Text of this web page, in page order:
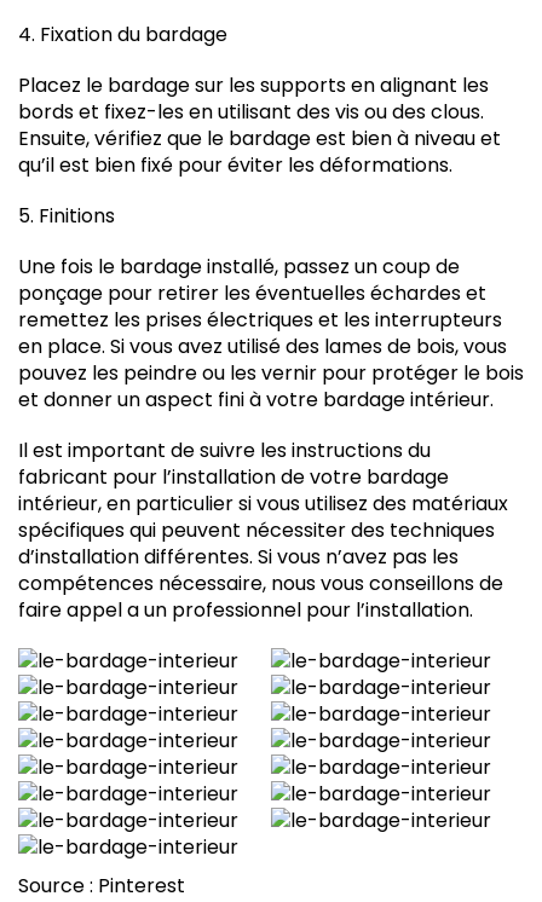
4. Fixation du bardage
Placez le bardage sur les supports en alignant les
bords et fixez-les en utilisant des vis ou des clous.
Ensuite, vérifiez que le bardage est bien à niveau et
qu’il est bien fixé pour éviter les déformations.
5. Finitions
Une fois le bardage installé, passez un coup de
ponçage pour retirer les éventuelles échardes et
remettez les prises électriques et les interrupteurs
en place. Si vous avez utilisé des lames de bois, vous
pouvez les peindre ou les vernir pour protéger le bois
et donner un aspect fini à votre bardage intérieur.
Il est important de suivre les instructions du
fabricant pour l’installation de votre bardage
intérieur, en particulier si vous utilisez des matériaux
spécifiques qui peuvent nécessiter des techniques
d’installation différentes. Si vous n’avez pas les
compétences nécessaire, nous vous conseillons de
faire appel a un professionnel pour l’installation.
Source : Pinterest